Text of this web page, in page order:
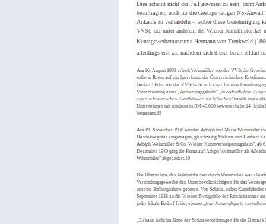
Dies scheint nicht der Fall gewesen zu sein, denn
beauftragten, auch für die Gestapo tätigen NS-
Ankaufs zu verhandeln – wobei diese Genehmigung
VVSt, der unter anderem der Wiener Kunsthistoriker
Kunstgewerbemuseums Hermann von Trenkwald
allerdings erst zu, nachdem sich dieser bereit erklärt
Am 16. August 1938 erhielt Weinmüller von der VVSt die
sollte in Raten auf ein Sperrkonto der Österreichischen
Gerhard Eder von der VVSt hatte sich zwar für eine
Vorschreibung einer „Arisierungsgebühr" „in ordentlichem
einen schwerreichen Kunsthändler aus München"handle und
Unternehmen mit mindestens RM 40.000 bewertet habe.14
bemessen.15
Am 19. November 1938 wurden Adolph und Marie Weinmüller
Handelsregister eingetragen, gleichzeitig Melanie und Herbert
Adolph Weinmüller & Co. Wiener Kunstversteigerungshaus", ab
Dezember 1940 ging die Firma auf Adoph Weinmüller als
Weinmüller" abgeändert.16
Die Übernahme des Auktionshauses durch Weinmüller war
Vermittlungsgewerbe den Unterbevollmächtigten für das
um eine Stellungnahme gebeten. Von Schiviz, selbst
September 1938 an die Wiener Zweigstelle der Reichskammer
jeder lokale Bedarf fehle, ebenso „jede Notwendigkeit, ein
„Es kann nicht im Sinne der Schutzverordnungen für die